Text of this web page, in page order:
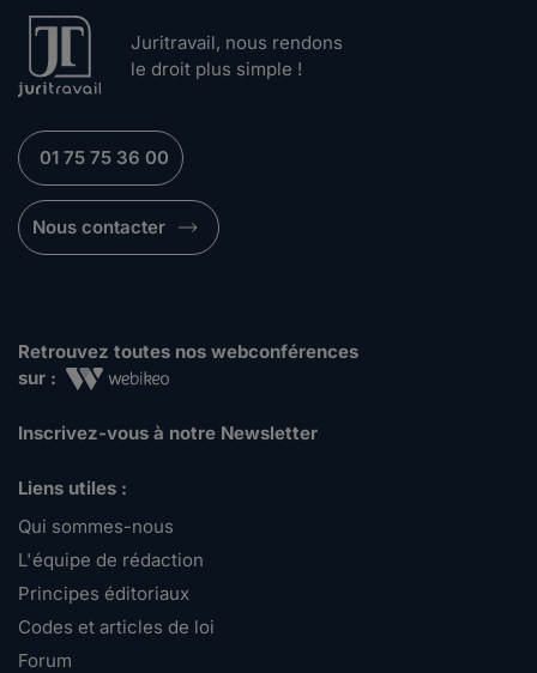
Juritravail, nous rendons
le droit plus simple !
01 75 75 36 00
Nous contacter
Retrouvez toutes nos webconférences
sur :
Inscrivez-vous à notre Newsletter
Liens utiles :
Qui sommes-nous
L'équipe de rédaction
Principes éditoriaux
Codes et articles de loi
Forum